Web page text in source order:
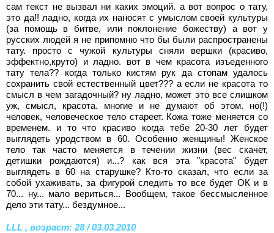
сам текст не вызвал ни каких эмоций. а вот вопрос о тату,
это да!! ладно, когда их наносят с умыслом своей культуры
(за помощь в битве, или поклонение божеству) а вот у
русских людей я не припомню что бы были распространены
тату. просто с чужой культуры сняли вершки (красиво,
эффектно,круто) и ладно. вот в чем красота изъеденного
тату тела?? когда только кистям рук да стопам удалось
сохранить свой естественный цвет??? а если не красота то
смысл в чем загадочный? ну ладно, может это все слишком
уж, смысл, красота. многие и не думают об этом. но(!)
человек, человеческое тело стареет. Кожа тоже меняется со
временем. и то что красиво когда тебе 20-30 лет будет
выглядеть уродством в 60. Особенно женщины! Женское
тело так часто меняется в течении жизни (вес скачет,
детишки рождаются) и...? как вся эта "красота" будет
выглядеть в 60 на старушке? Кто-то сказал, что если за
собой ухаживать, за фигурой следить то все будет ОК и в
70... ну... мало вериться... Вообщем, такое бессмысленное
дело эти тату... бездумное...
LLL , возраст: 28 / 03.03.2010